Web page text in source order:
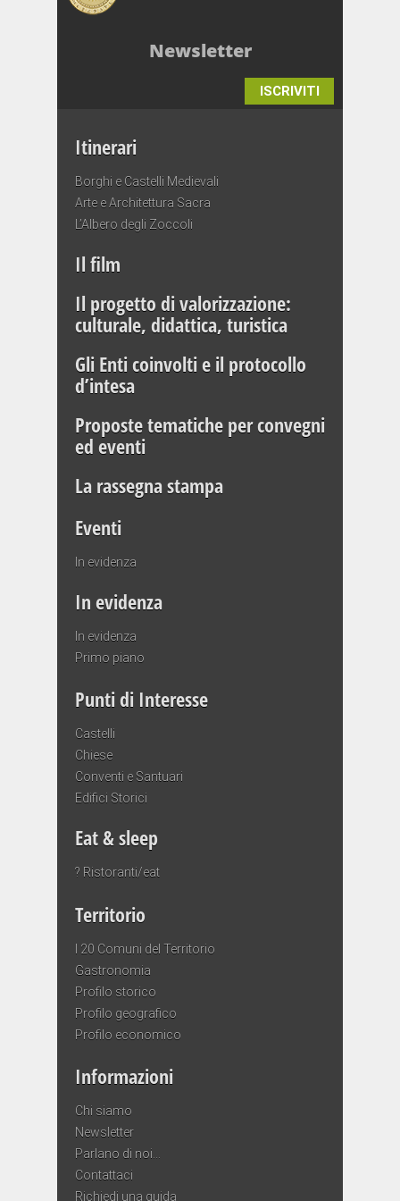
Newsletter
ISCRIVITI
Itinerari
Borghi e Castelli Medievali
Arte e Architettura Sacra
L’Albero degli Zoccoli
Il film
Il progetto di valorizzazione:
culturale, didattica, turistica
Gli Enti coinvolti e il protocollo
d’intesa
Proposte tematiche per convegni
ed eventi
La rassegna stampa
Eventi
In evidenza
In evidenza
In evidenza
Primo piano
Punti di Interesse
Castelli
Chiese
Conventi e Santuari
Edifici Storici
Eat & sleep
? Ristoranti/eat
Territorio
I 20 Comuni del Territorio
Gastronomia
Profilo storico
Profilo geografico
Profilo economico
Informazioni
Chi siamo
Newsletter
Parlano di noi…
Contattaci
Richiedi una guida